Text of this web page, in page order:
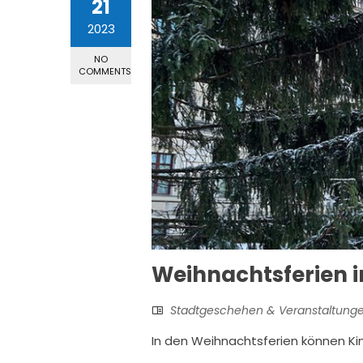
21
2023
NO
COMMENTS
Weihnachtsferien
Stadtgeschehen &
In den Weihnachtsferien können